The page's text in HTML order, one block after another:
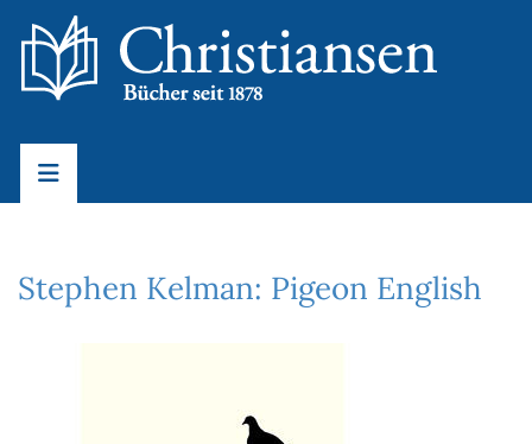
Stephen Kelman: Pigeon English